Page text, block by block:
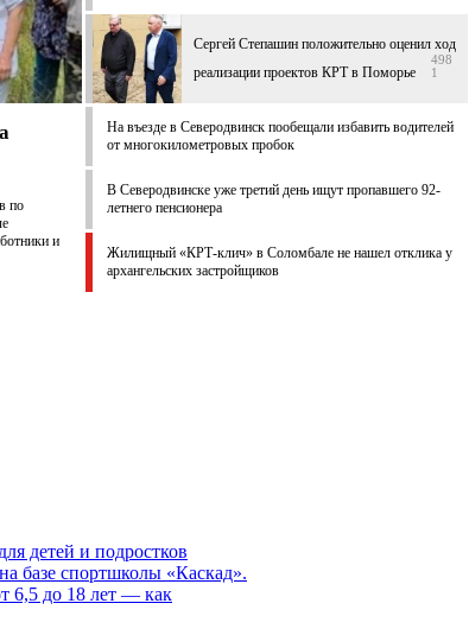
по
и
Сергей Степашин положительно оценил ход
реализации проектов КРТ в Поморье
498
1
На въезде в Северодвинск пообещали избавить водителей
от многокилометровых пробок
В Северодвинске уже третий день ищут пропавшего 92-
летнего пенсионера
Жилищный «КРТ-клич» в Соломбале не нашел отклика у
архангельских застройщиков
детей и подростков
базе спортшколы «Каскад».
6,5 до 18 лет — как